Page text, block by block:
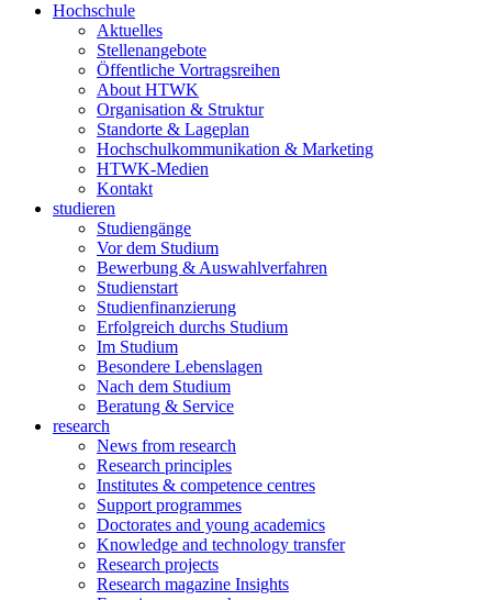
Hochschule
Aktuelles
Stellenangebote
Öffentliche Vortragsreihen
About HTWK
Organisation & Struktur
Standorte & Lageplan
Hochschulkommunikation & Marketing
HTWK-Medien
Kontakt
studieren
Studiengänge
Vor dem Studium
Bewerbung & Auswahlverfahren
Studienstart
Studienfinanzierung
Erfolgreich durchs Studium
Im Studium
Besondere Lebenslagen
Nach dem Studium
Beratung & Service
research
News from research
Research principles
Institutes & competence centres
Support programmes
Doctorates and young academics
Knowledge and technology transfer
Research projects
Research magazine Insights